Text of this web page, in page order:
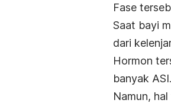
Fase
Saat bayi
dari
Hormon
banyak ASI.
Namun,